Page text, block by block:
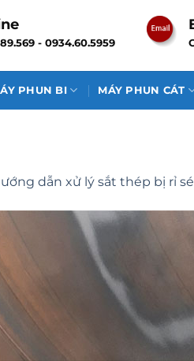
- 0934.60.5959
PHUN BI MÁY PHUN CÁT
dẫn xử lý sắt thép bị rỉ